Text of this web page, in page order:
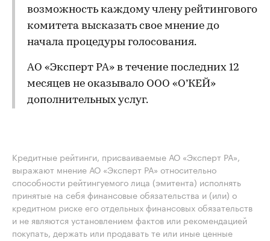
возможность каждому члену рейтингового
комитета высказать свое мнение до
начала процедуры голосования.
АО «Эксперт РА» в течение последних 12
месяцев не оказывало ООО «О’КЕЙ»
дополнительных услуг.
Кредитные рейтинги, присваиваемые АО «Эксперт РА»,
выражают мнение АО «Эксперт РА» относительно
способности рейтингуемого лица (эмитента) исполнять
принятые на себя финансовые обязательства и (или) о
кредитном риске его отдельных финансовых обязательств
и не являются установлением фактов или рекомендацией
покупать, держать или продавать те или иные ценные